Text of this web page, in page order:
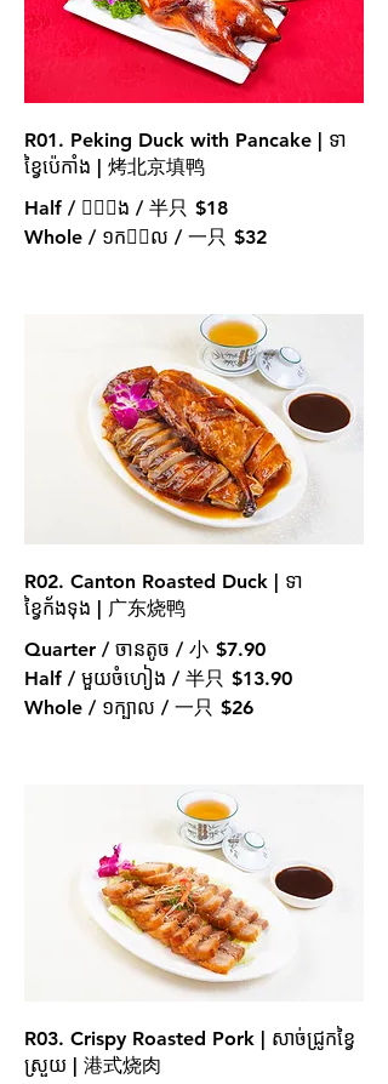
R01. Peking Duck with Pancake | ទា
ខ្វៃប៉េកាំង | 烤北京填鸭
Half / 􀇬􀃣􀇓ង / 半只 $18
Whole / ១ក􀇓􀇺ល / 一只 $32
R02. Canton Roasted Duck | ទា
ខ្វៃក័ងទុង | 广东烧鸭
Quarter / ចានតូច / 小 $7.90
Half / មួយចំហៀង / 半只 $13.90
Whole / ១ក្បាល / 一只 $26
R03. Crispy Roasted Pork | សាច់ជ្រូកខ្វៃ
ស្រួយ | 港式烧肉